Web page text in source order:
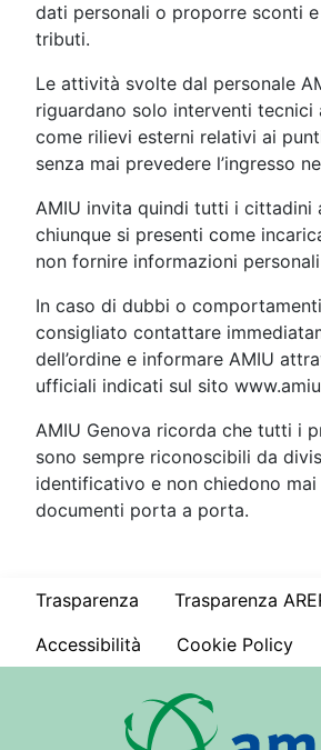
dati personali o proporre sconti
tributi.
Le attività svolte dal personale
riguardano solo interventi tecnici
come rilievi esterni relativi ai
senza mai prevedere l’ingresso
AMIU invita quindi tutti i cittadini
chiunque si presenti come
non fornire informazioni
In caso di dubbi o
consigliato contattare
dell’ordine e informare AMIU
ufficiali indicati sul sito
AMIU Genova ricorda che tutti i
sono sempre riconoscibili da
identificativo e non chiedono
documenti porta a porta.
Trasparenza
Trasparenza
Accessibilità
Cookie Policy